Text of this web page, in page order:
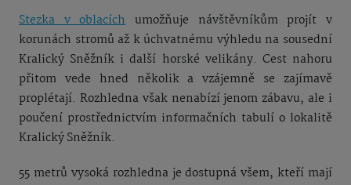
Stezka v oblacíchumožňuje návštěvníkům projít v
korunách stromů až k úchvatnému výhledu na sousední
Kralický Sněžník i další horské velikány. Cest nahoru
přitom vede hned několik a vzájemně se zajímavě
proplétají. Rozhledna však nenabízí jenom zábavu, ale i
poučení prostřednictvím informačních tabulí o lokalitě
Kralický Sněžník.
55 metrů vysoká rozhledna je dostupná všem, kteří mají